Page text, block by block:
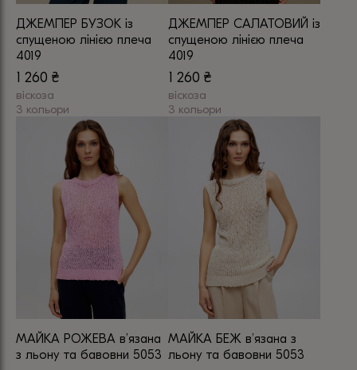
товару
товару
ДЖЕМПЕР БУЗОК із
спущеною лінією плеча
4019
1 260 ₴
віскоза
3 кольори
варіантів.
Параметри
можна
вибрати
сторінці
ДЖЕМПЕР САЛАТОВИЙ із
спущеною лінією плеча
4019
1 260 ₴
віскоза
3 кольори
кілька
варіантів.
Параметри
можна
вибрати
сторінці
МАЙКА РОЖЕВА в’язана
з льону та бавовни 5053
МАЙКА БЕЖ в’язана з
льону та бавовни 5053